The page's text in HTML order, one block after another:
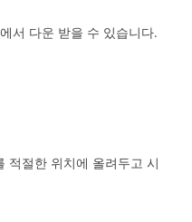
에서 다운 받을 수 있습니다.
적절한 위치에 올려두고 시